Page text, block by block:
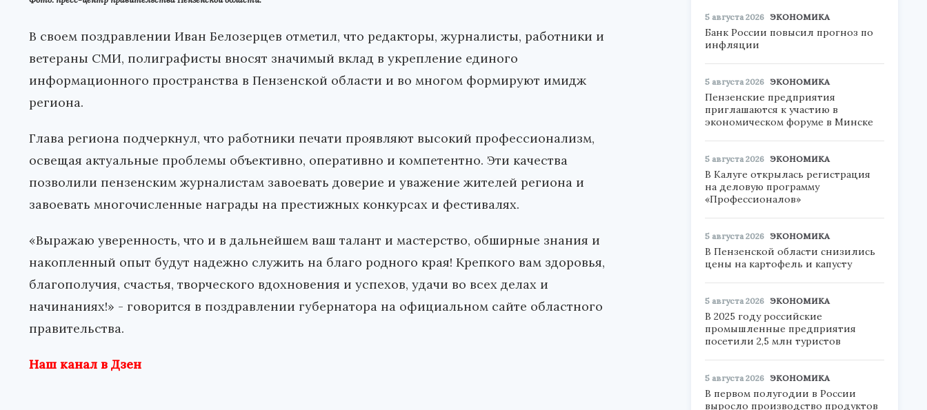
В своем поздравлении Иван Белозерцев отметил, что редакторы, журналисты, работники и
ветераны СМИ, полиграфисты вносят значимый вклад в укрепление единого
информационного пространства в Пензенской области и во многом формируют имидж
региона.
Глава региона подчеркнул, что работники печати проявляют высокий профессионализм,
освещая актуальные проблемы объективно, оперативно и компетентно. Эти качества
позволили пензенским журналистам завоевать доверие и уважение жителей региона и
завоевать многочисленные награды на престижных конкурсах и фестивалях.
«Выражаю уверенность, что и в дальнейшем ваш талант и мастерство, обширные знания и
накопленный опыт будут надежно служить на благо родного края! Крепкого вам здоровья,
благополучия, счастья, творческого вдохновения и успехов, удачи во всех делах и
начинаниях!» - говорится в поздравлении губернатора на официальном сайте областного
правительства.
Наш канал в Дзен
5 августа 2026 ЭКОНОМИКА
Банк России повысил прогноз по
инфляции
5 августа 2026 ЭКОНОМИКА
Пензенские предприятия
приглашаются к участию в
экономическом форуме в Минске
5 августа 2026 ЭКОНОМИКА
В Калуге открылась регистрация
на деловую программу
«Профессионалов»
5 августа 2026 ЭКОНОМИКА
В Пензенской области снизились
цены на картофель и капусту
5 августа 2026 ЭКОНОМИКА
В 2025 году российские
промышленные предприятия
посетили 2,5 млн туристов
5 августа 2026 ЭКОНОМИКА
В первом полугодии в России
выросло производство продуктов